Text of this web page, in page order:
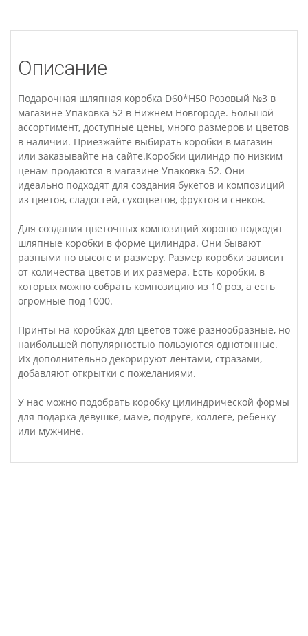
Описание
Подарочная шляпная коробка D60*H50 Розовый №3 в
магазине Упаковка 52 в Нижнем Новгороде. Большой
ассортимент, доступные цены, много размеров и цветов
в наличии. Приезжайте выбирать коробки в магазин
или заказывайте на сайте.Коробки цилиндр по низким
ценам продаются в магазине Упаковка 52. Они
идеально подходят для создания букетов и композиций
из цветов, сладостей, сухоцветов, фруктов и снеков.
Для создания цветочных композиций хорошо подходят
шляпные коробки в форме цилиндра. Они бывают
разными по высоте и размеру. Размер коробки зависит
от количества цветов и их размера. Есть коробки, в
которых можно собрать композицию из 10 роз, а есть
огромные под 1000.
Принты на коробках для цветов тоже разнообразные, но
наибольшей популярностью пользуются однотонные.
Их дополнительно декорируют лентами, стразами,
добавляют открытки с пожеланиями.
У нас можно подобрать коробку цилиндрической формы
для подарка девушке, маме, подруге, коллеге, ребенку
или мужчине.